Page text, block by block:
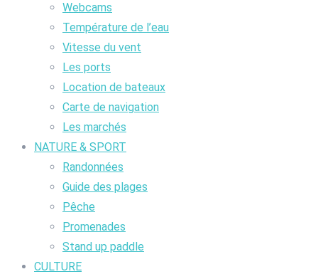
Webcams
Température de l’eau
Vitesse du vent
Les ports
Location de bateaux
Carte de navigation
Les marchés
NATURE & SPORT
Randonnées
Guide des plages
Pêche
Promenades
Stand up paddle
CULTURE